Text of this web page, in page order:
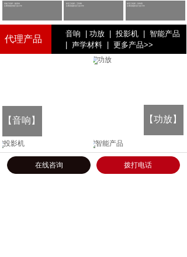
影音工程师：王利刚
从事高端影
音行业20年
智能工程师：路邵杰
从事智能控制行业22年
影音工程师：张琦晨
从事高端影
音行业15年
音响 功放 投影机
智能产品
声学材料 更多产品>>
代理产品
【功放】
【音响 】
在线咨询 拨打电话